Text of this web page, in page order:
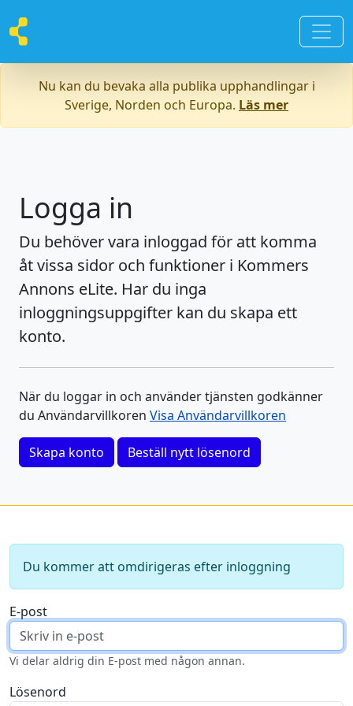
Nu kan du bevaka alla publika upphandlingar i
Sverige, Norden och Europa. Läs mer
Logga in
Du behöver vara inloggad för att komma
åt vissa sidor och funktioner i Kommers
Annons eLite. Har du inga
inloggningsuppgifter kan du skapa ett
konto.
När du loggar in och använder tjänsten godkänner
du Användarvillkoren Visa Användarvillkoren
Skapa konto Beställ nytt lösenord
Du kommer att omdirigeras efter inloggning
E-post
Vi delar aldrig din E-post med någon annan.
Lösenord